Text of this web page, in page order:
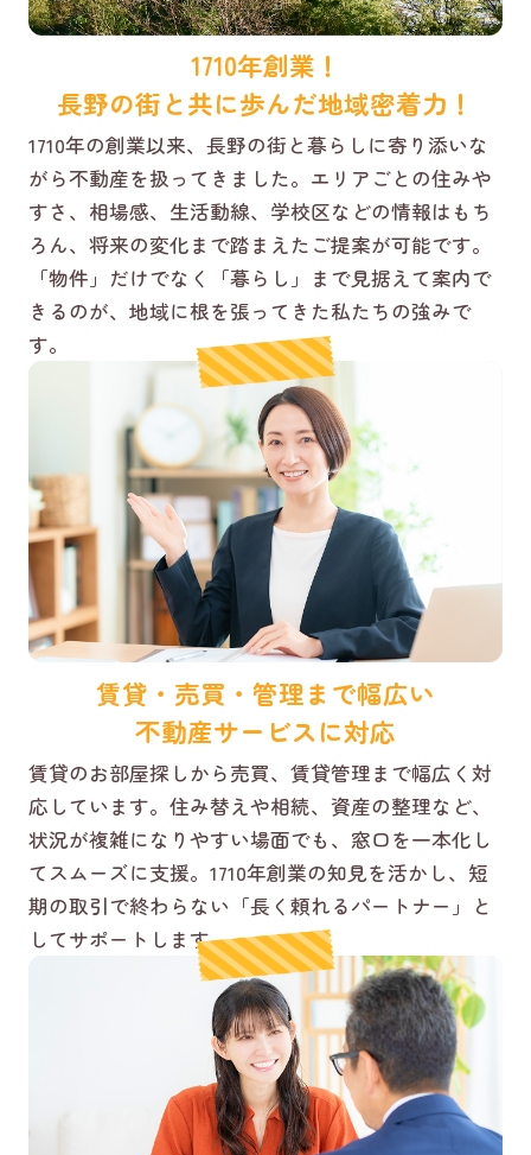
1710年創業！
長野の街と共に歩んだ地域密着力！
1710年の創業以来、長野の街と暮らしに寄り添いな
がら不動産を扱ってきました。エリアごとの住みや
すさ、相場感、生活動線、学校区などの情報はもち
ろん、将来の変化まで踏まえたご提案が可能です。
「物件」だけでなく「暮らし」まで見据えて案内で
きるのが、地域に根を張ってきた私たちの強みで
す。
賃貸・売買・管理まで幅広い
不動産サービスに対応
賃貸のお部屋探しから売買、賃貸管理まで幅広く対
応しています。住み替えや相続、資産の整理など、
状況が複雑になりやすい場面でも、窓口を一本化し
てスムーズに支援。1710年創業の知見を活かし、短
期の取引で終わらない「長く頼れるパートナー」と
してサポートします。